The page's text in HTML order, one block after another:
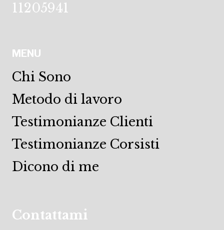
11205941
MENU
Chi Sono
Metodo di lavoro
Testimonianze Clienti
Testimonianze Corsisti
Dicono di me
Contattami